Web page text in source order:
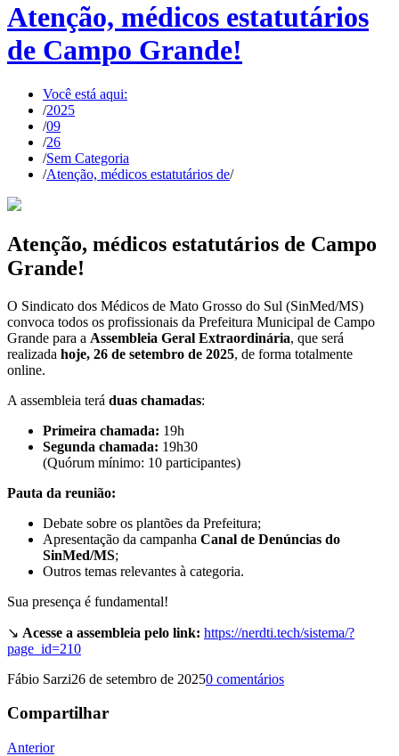
Atenção, médicos estatutários
de Campo Grande!
Você está aqui:
/2025
/09
/26
/Sem Categoria
/Atenção, médicos estatutários de/
Atenção, médicos estatutários de Campo
Grande!
O Sindicato dos Médicos de Mato Grosso do Sul (SinMed/MS)
convoca todos os profissionais da Prefeitura Municipal de Campo
Grande para a Assembleia Geral Extraordinária, que será
realizada hoje, 26 de setembro de 2025, de forma totalmente
online.
A assembleia terá duas chamadas:
Primeira chamada: 19h
Segunda chamada: 19h30
(Quórum mínimo: 10 participantes)
Pauta da reunião:
Debate sobre os plantões da Prefeitura;
Apresentação da campanha Canal de Denúncias do
SinMed/MS;
Outros temas relevantes à categoria.
Sua presença é fundamental!
↘️ Acesse a assembleia pelo link: https://nerdti.tech/sistema/?
page_id=210
Fábio Sarzi26 de setembro de 20250 comentários
Compartilhar
Navegação
Anterior